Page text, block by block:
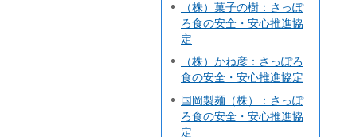
（株）菓子の樹：さっぽ
ろ食の安全・安心推進協
定
（株）かね彦：さっぽろ
食の安全・安心推進協定
国岡製麺（株）：さっぽ
ろ食の安全・安心推進協
定